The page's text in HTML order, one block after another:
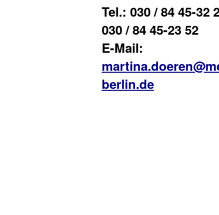
Tel.: 030 / 84 45-32
030 / 84 45-23 52
E-Mail:
berlin.de